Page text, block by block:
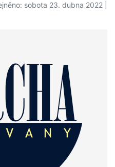
sobota 23. dubna 2022 |